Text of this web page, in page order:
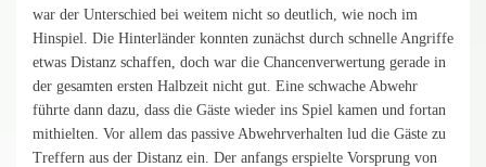
war der Unterschied bei weitem nicht so deutlich, wie noch im
Hinspiel. Die Hinterländer konnten zunächst durch schnelle Angriffe
etwas Distanz schaffen, doch war die Chancenverwertung gerade in
der gesamten ersten Halbzeit nicht gut. Eine schwache Abwehr
führte dann dazu, dass die Gäste wieder ins Spiel kamen und fortan
mithielten. Vor allem das passive Abwehrverhalten lud die Gäste zu
Treffern aus der Distanz ein. Der anfangs erspielte Vorsprung von